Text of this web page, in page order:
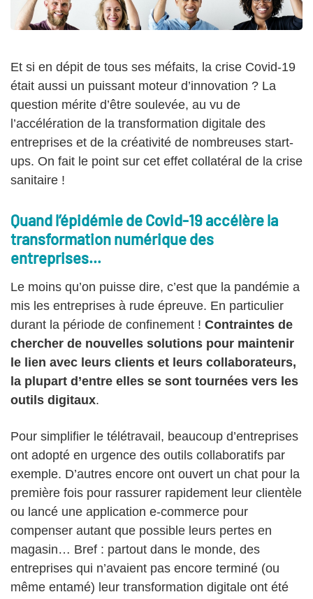
Et si en dépit de tous ses méfaits, la crise Covid-19
était aussi un puissant moteur d’innovation ? La
question mérite d’être soulevée, au vu de
l’accélération de la transformation digitale des
entreprises et de la créativité de nombreuses start-
ups. On fait le point sur cet effet collatéral de la crise
sanitaire !
Quand l’épidémie de Covid-19 accélère la
transformation numérique des
entreprises…
Le moins qu’on puisse dire, c’est que la pandémie a
mis les entreprises à rude épreuve. En particulier
durant la période de confinement ! Contraintes de
chercher de nouvelles solutions pour maintenir
le lien avec leurs clients et leurs collaborateurs,
la plupart d’entre elles se sont tournées vers les
outils digitaux.
Pour simplifier le télétravail, beaucoup d’entreprises
ont adopté en urgence des outils collaboratifs par
exemple. D’autres encore ont ouvert un chat pour la
première fois pour rassurer rapidement leur clientèle
ou lancé une application e-commerce pour
compenser autant que possible leurs pertes en
magasin… Bref : partout dans le monde, des
entreprises qui n’avaient pas encore terminé (ou
même entamé) leur transformation digitale ont été